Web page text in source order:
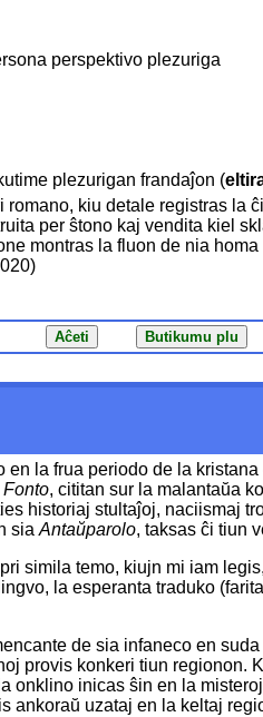
perspektivo plezuriga
plezurigan frandaĵon (
romano, kiu detale registras la
per ŝtono kaj vendita kiel
montras la fluon de nia
la frua periodo de la
Fonto, cititan sur la malantaŭa
historiaj stultaĵoj, naciismaj
siaAntaŭparolo, taksas ĉi tiun
simila temo, kiujn mi iam
la esperanta traduko
de sia infaneco en
provis konkeri tiun
inicas ŝin en la
ankoraŭ uzataj en la keltaj